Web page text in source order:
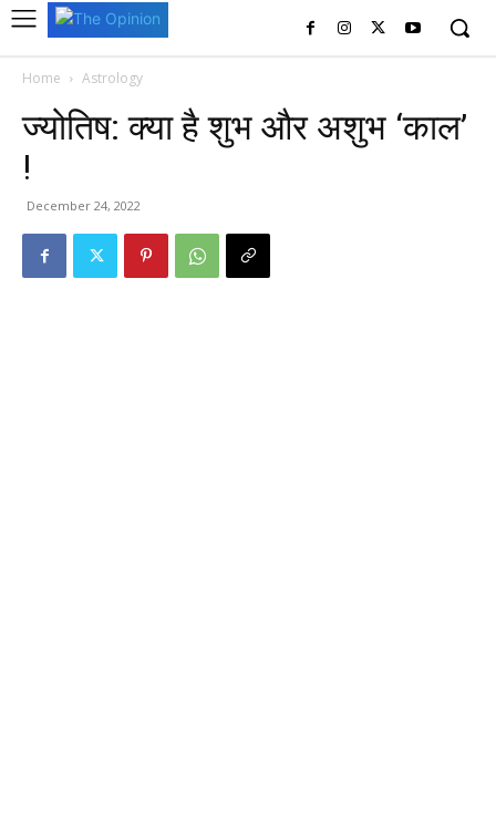
Home Astrology
ज्योतिष: क्या है शुभ और अशुभ ‘काल’
!
December 24, 2022